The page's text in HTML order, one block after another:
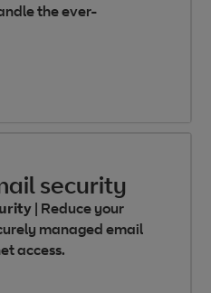
the ever-
security
| Reduce your
managed email
access.